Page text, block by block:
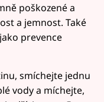
poškozené a
a jemnost. Také
prevence
smíchejte jednu
vody a míchejte,